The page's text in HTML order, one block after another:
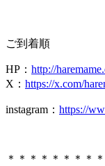
ご到着順
HP ： http://
X： https://x.com/
instagram ： https://
＊＊＊＊＊＊＊＊＊